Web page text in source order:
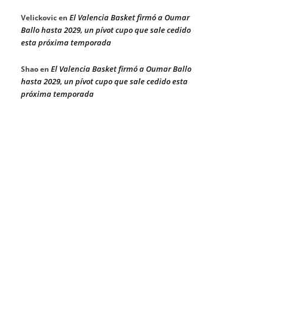
Velickovicen El Valencia Basket firmó a Oumar
Ballo hasta 2029, un pívot cupo que sale cedido
esta próxima temporada
Shaoen El Valencia Basket firmó a Oumar Ballo
hasta 2029, un pívot cupo que sale cedido esta
próxima temporada